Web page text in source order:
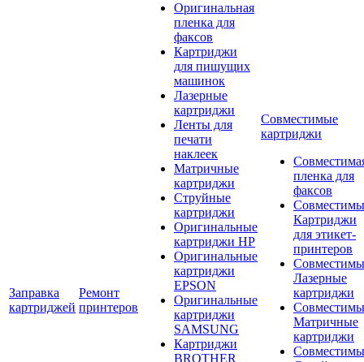
Заправка
картриджей
Ремонт
принтеров
Оригинальная
пленка для
факсов
Картриджи
для пишущих
машинок
Лазерные
картриджи
Ленты для
печати
наклеек
Матричные
картриджи
Струйные
картриджи
Оригинальные
картриджи HP
Оригинальные
картриджи
EPSON
Оригинальные
картриджи
SAMSUNG
Картриджи
BROTHER
Совместимые
картриджи
пленка для
факсов
Картриджи
для этикет-
принтеров
Лазерные
картриджи
Матричные
картриджи